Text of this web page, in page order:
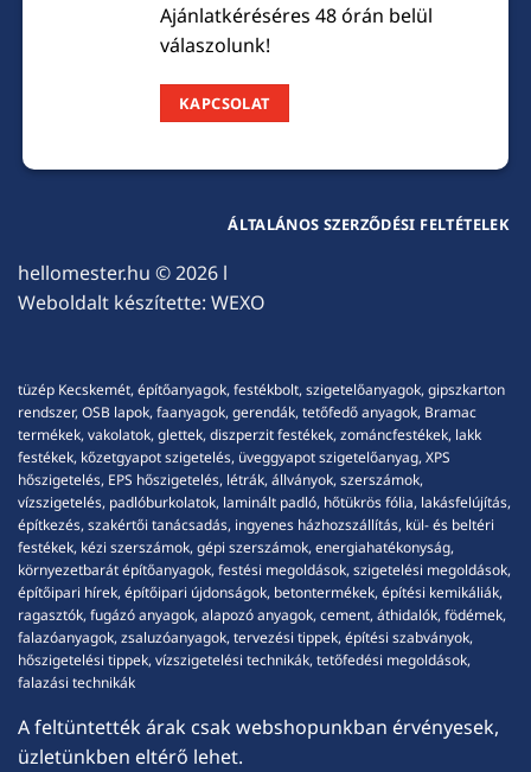
Ajánlatkéréséres 48 órán belül
válaszolunk!
KAPCSOLAT
hellomester.hu © 2026 l
Weboldalt készítette: WEXO
ÁLTALÁNOS SZERZŐDÉSI FELTÉTELEK
tüzép Kecskemét, építőanyagok, festékbolt, szigetelőanyagok, gipszkarton
rendszer, OSB lapok, faanyagok, gerendák, tetőfedő anyagok, Bramac
termékek, vakolatok, glettek, diszperzit festékek, zománcfestékek, lakk
festékek, kőzetgyapot szigetelés, üveggyapot szigetelőanyag, XPS
hőszigetelés, EPS hőszigetelés, létrák, állványok, szerszámok,
vízszigetelés, padlóburkolatok, laminált padló, hőtükrös fólia, lakásfelújítás,
építkezés, szakértői tanácsadás, ingyenes házhozszállítás, kül- és beltéri
festékek, kézi szerszámok, gépi szerszámok, energiahatékonyság,
környezetbarát építőanyagok, festési megoldások, szigetelési megoldások,
építőipari hírek, építőipari újdonságok, betontermékek, építési kemikáliák,
ragasztók, fugázó anyagok, alapozó anyagok, cement, áthidalók, födémek,
falazóanyagok, zsaluzóanyagok, tervezési tippek, építési szabványok,
hőszigetelési tippek, vízszigetelési technikák, tetőfedési megoldások,
falazási technikák
A feltüntették árak csak webshopunkban érvényesek,
üzletünkben eltérő lehet.